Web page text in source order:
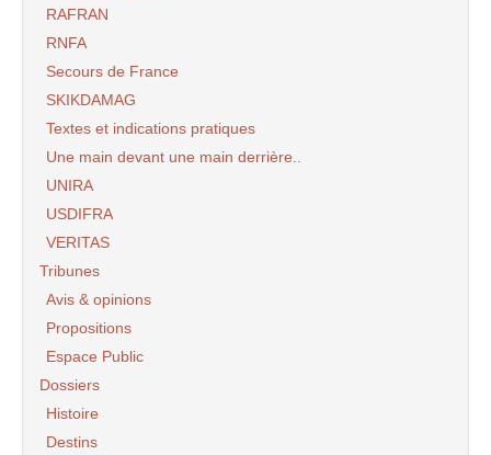
RAFRAN
RNFA
Secours de France
SKIKDAMAG
Textes et indications pratiques
Une main devant une main derrière..
UNIRA
USDIFRA
VERITAS
Tribunes
Avis & opinions
Propositions
Espace Public
Dossiers
Histoire
Destins